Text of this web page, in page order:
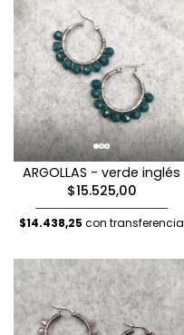
ARGOLLAS - verde inglés
$15.525,00
$14.438,25 con transferencia